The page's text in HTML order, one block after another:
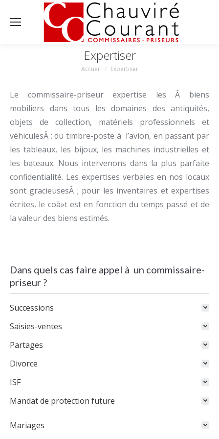
Expertiser
Vous êtes ici :
Accueil Expertiser
Le commissaire-priseur expertise les Â biens
mobiliers dans tous les domaines des antiquités,
objets de collection, matériels professionnels et
véhiculesÂ : du timbre-poste à l’avion, en passant par
les tableaux, les bijoux, les machines industrielles et
les bateaux. Nous intervenons dans la plus parfaite
confidentialité. Les expertises verbales en nos locaux
sont gracieusesÂ ; pour les inventaires et expertises
écrites, le coà»t est en fonction du temps passé et de
la valeur des biens estimés.
Dans quels cas faire appel à un commissaire-
priseur ?
Successions
Saisies-ventes
Partages
Divorce
ISF
Mandat de protection future
Mariages